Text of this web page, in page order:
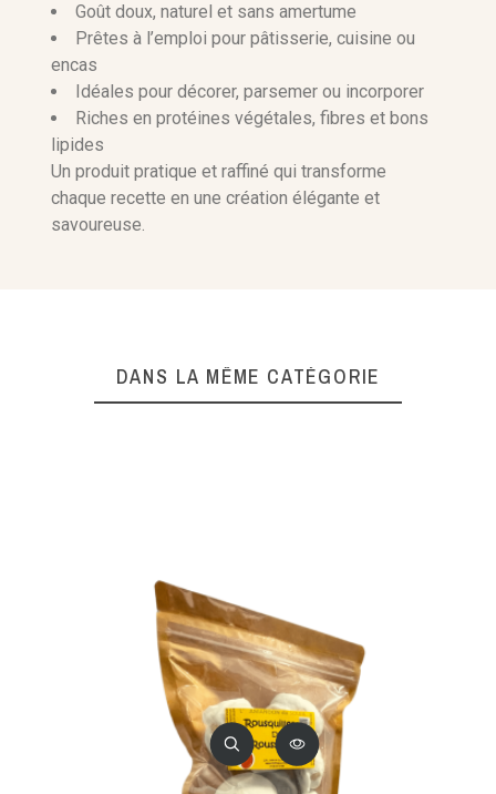
Goût doux, naturel et sans amertume
Prêtes à l’emploi pour pâtisserie, cuisine ou
encas
Idéales pour décorer, parsemer ou incorporer
Riches en protéines végétales, fibres et bons
lipides
Un produit pratique et raffiné qui transforme
chaque recette en une création élégante et
savoureuse.
DANS LA MÊME CATÉGORIE